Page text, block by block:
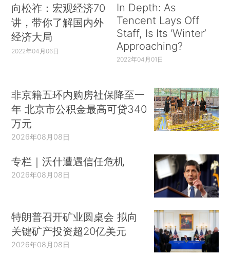
向松祚：宏观经济70
讲，带你了解国内外
经济大局
2022年04月06日
In Depth: As
Tencent Lays Off
Staff, Is Its ‘Winter’
Approaching?
2022年04月01日
非京籍五环内购房社保降至一
年 北京市公积金最高可贷340
万元
2026年08月08日
专栏｜沃什遭遇信任危机
2026年08月08日
特朗普召开矿业圆桌会 拟向
关键矿产投资超20亿美元
2026年08月08日